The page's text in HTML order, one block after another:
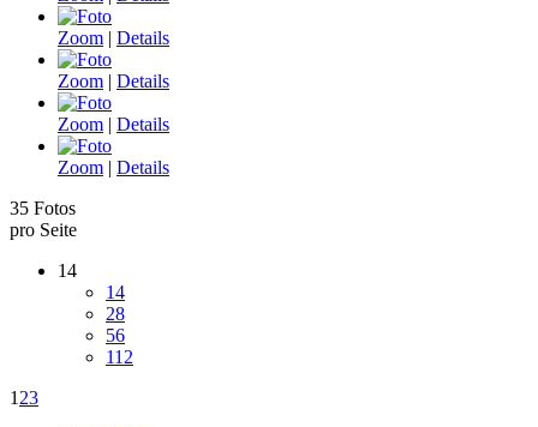
Zoom | Details
Zoom | Details
Zoom | Details
Zoom | Details
35 Fotos
pro Seite
14
14
28
56
112
1 23